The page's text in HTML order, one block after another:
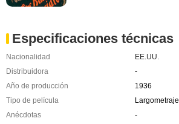
Especificaciones técnicas
Nacionalidad
EE.UU.
Distribuidora
-
Año de producción
1936
Tipo de película
Largometraje
Anécdotas
-